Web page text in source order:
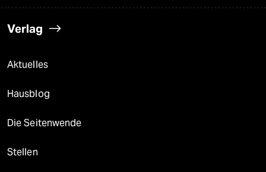
Verlag
Aktuelles
Hausblog
Die Seitenwende
Stellen